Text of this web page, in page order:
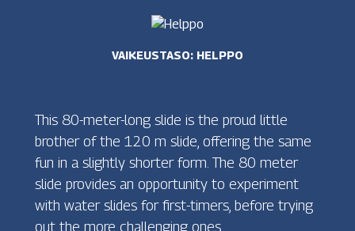
VAIKEUSTASO: HELPPO
This 80-meter-long slide is the proud little
brother of the 120 m slide, offering the same
fun in a slightly shorter form. The 80 meter
slide provides an opportunity to experiment
with water slides for first-timers, before trying
out the more challenging ones.